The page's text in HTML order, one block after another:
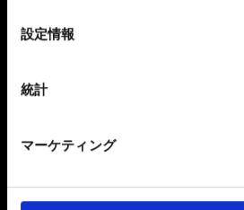
詳細セクション
で個人データの処
ください。「Cookie宣言」からい
だくために必要なものです。その
サイトの品質向上のために、オプ
た、ソーシャルメディア上などで
設定情報
統計
マーケティング
容量制限：12 MB